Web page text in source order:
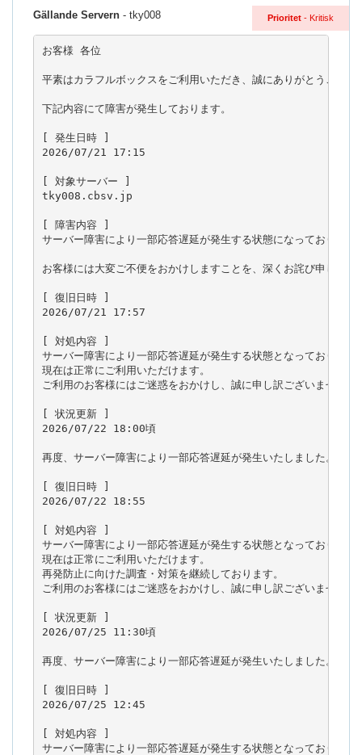
Prioritet - Kritisk
Gällande Servern - tky008
お客様 各位
平素はカラフルボックスをご利用いただき、誠にありがとうござい
下記内容にて障害が発生しております。
[ 発生日時 ]
2026/07/21 17:15
[ 対象サーバー ]
tky008.cbsv.jp
[ 障害内容 ]
サーバー障害により一部応答遅延が発生する状態になっております
お客様には大変ご不便をおかけしますことを、深くお詫び申し上げ
[ 復旧日時 ]
2026/07/21 17:57
[ 対処内容 ]
サーバー障害により一部応答遅延が発生する状態となっておりまし
現在は正常にご利用いただけます。
ご利用のお客様にはご迷惑をおかけし、誠に申し訳ございませんで
[ 状況更新 ]
2026/07/22 18:00頃
再度、サーバー障害により一部応答遅延が発生いたしました。
[ 復旧日時 ]
2026/07/22 18:55
[ 対処内容 ]
サーバー障害により一部応答遅延が発生する状態となっておりまし
現在は正常にご利用いただけます。
再発防止に向けた調査・対策を継続しております。
ご利用のお客様にはご迷惑をおかけし、誠に申し訳ございませんで
[ 状況更新 ]
2026/07/25 11:30頃
再度、サーバー障害により一部応答遅延が発生いたしました。
[ 復旧日時 ]
2026/07/25 12:45
[ 対処内容 ]
サーバー障害により一部応答遅延が発生する状態となっておりまし